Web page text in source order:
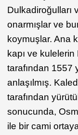
Dulkadiroğulları
onarmışlar ve
koymuşlar. Ana
kapı ve
tarafından 1557
anlaşılmış.
tarafından
sonucunda,
ile bir cami